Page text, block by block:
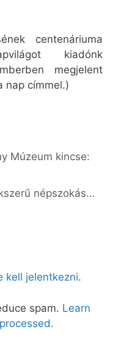
centenáriuma
kiadónk
megjelent
nap címmel.)
Múzeum kincse:
népszokás…
kell jelentkezni.
spam. Learn